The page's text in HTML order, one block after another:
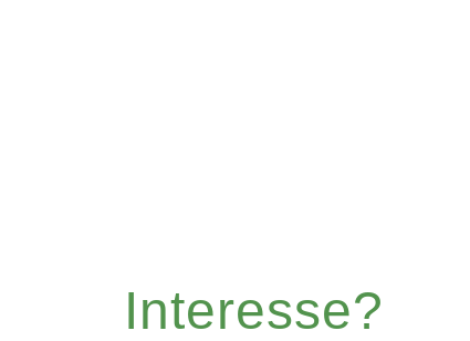
Interesse?